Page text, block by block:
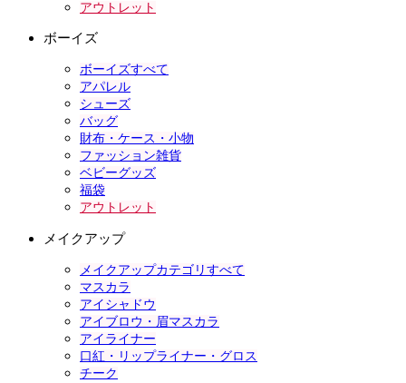
アウトレット
ボーイズ
ボーイズすべて
アパレル
シューズ
バッグ
財布・ケース・小物
ファッション雑貨
ベビーグッズ
福袋
アウトレット
メイクアップ
メイクアップカテゴリすべて
マスカラ
アイシャドウ
アイブロウ・眉マスカラ
アイライナー
口紅・リップライナー・グロス
チーク